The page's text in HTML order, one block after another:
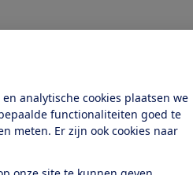
analytische cookies plaatsen we
functionaliteiten goed te
meten. Er zijn ook cookies naar